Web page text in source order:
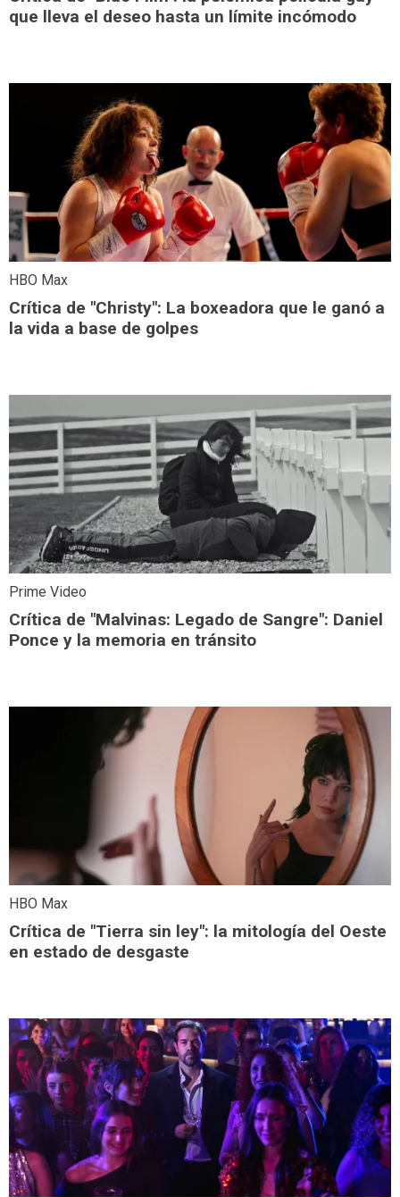
que lleva el deseo hasta un límite incómodo
HBO Max
Crítica de "Christy": La boxeadora que le ganó a
la vida a base de golpes
Prime Video
Crítica de "Malvinas: Legado de Sangre": Daniel
Ponce y la memoria en tránsito
HBO Max
Crítica de "Tierra sin ley": la mitología del Oeste
en estado de desgaste